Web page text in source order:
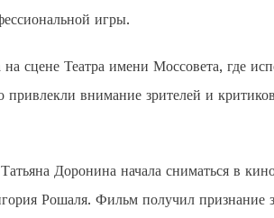
игры.
сцене Театра имени Моссовета, где
привлекли внимание зрителей и
Доронина начала сниматься в
Рошаля. Фильм получил признание